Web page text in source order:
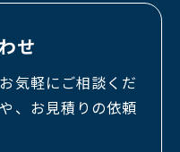
せ
気軽にご相談くだ
、お見積りの依頼